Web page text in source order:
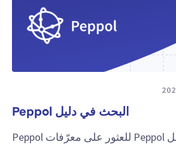
البحث في دليل Peppol
ابحث في دليل Peppol للعثور على معرّفات Peppol